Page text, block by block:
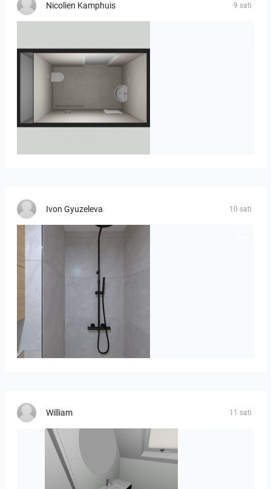
Nicolien Kamphuis 9 sati
Ivon Gyuzeleva 10 sati
William 11 sati